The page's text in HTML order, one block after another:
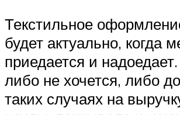
Текстильное
будет актуально, когда
приедается и
либо не хочется, либо
таких случаях на